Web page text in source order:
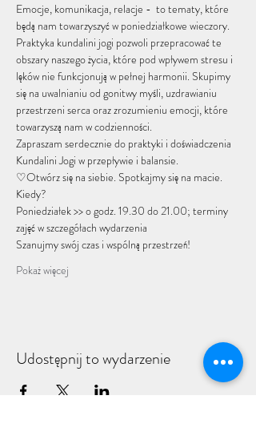
Emocje, komunikacja, relacje -  to tematy, które
będą nam towarzyszyć w poniedziałkowe wieczory.
Praktyka kundalini jogi pozwoli przepracować te
obszary naszego życia, które pod wpływem stresu i
lęków nie funkcjonują w pełnej harmonii. Skupimy
się na uwalnianiu od gonitwy myśli, uzdrawianiu
przestrzeni serca oraz zrozumieniu emocji, które
towarzyszą nam w codzienności.
Zapraszam serdecznie do praktyki i doświadczenia
Kundalini Jogi w przepływie i balansie.
♡Otwórz się na siebie. Spotkajmy się na macie.
Kiedy?
Poniedziałek >> o godz. 19.30 do 21.00; terminy
zajęć w szczegółach wydarzenia
Szanujmy swój czas i wspólną przestrzeń!
Pokaż więcej
Udostępnij to wydarzenie